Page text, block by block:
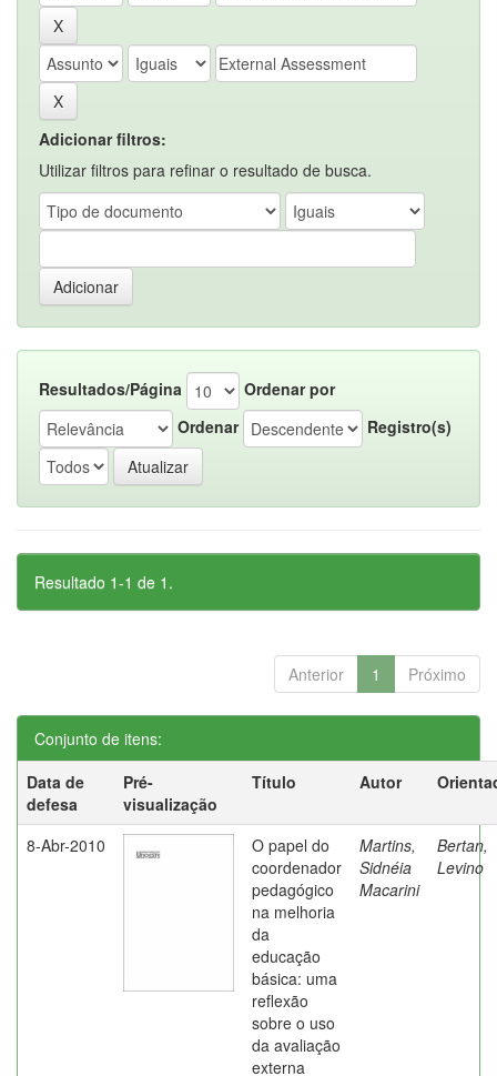
Adicionar filtros:
Utilizar filtros para refinar o resultado de busca.
Resultados/Página
Ordenar por
Ordenar
Registro(s)
Resultado 1-1 de 1.
Anterior 1 Próximo
Conjunto de itens:
Data de
defesa
Pré-
visualização
Título Autor
8-Abr-2010
O papel do
coordenador
pedagógico
na melhoria
da
educação
básica: uma
reflexão
sobre o uso
da avaliação
externa
Martins,
Sidnéia
Macarini
Bertan,
Levino